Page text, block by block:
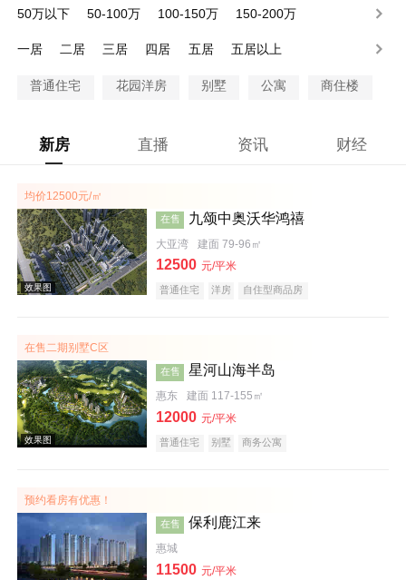
50万以下 50-100万 100-150万
150-200万
一居
二居 三居 四居 五居 五居以上
普通住宅 花园洋房 别墅 公寓 商住楼
新房 直播 资讯 财经
均价12500元/㎡
效果图
在售 九颂中奥沃华鸿禧
大亚湾 建面 79-96㎡
12500 元/平米
普通住宅 洋房 自住型商品房
在售二期别墅C区
在售 星河山海半岛
惠东 建面 117-155㎡
12000 元/平米
普通住宅 别墅 商务公寓
预约看房有优惠！
在售 保利鹿江来
惠城
11500 元/平米